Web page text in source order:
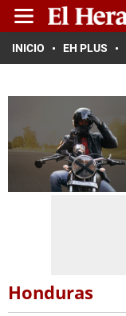
INICIO EH PLUS
Honduras